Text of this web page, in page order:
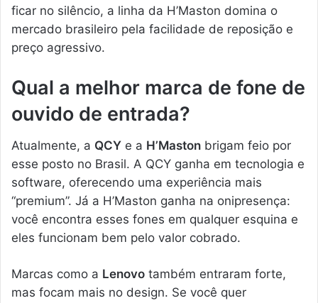
ficar no silêncio, a linha da H’Maston domina o
mercado brasileiro pela facilidade de reposição e
preço agressivo.
Qual a melhor marca de fone de
ouvido de entrada?
Atualmente, a QCY e a H’Maston brigam feio por
esse posto no Brasil. A QCY ganha em tecnologia e
software, oferecendo uma experiência mais
“premium”. Já a H’Maston ganha na onipresença:
você encontra esses fones em qualquer esquina e
eles funcionam bem pelo valor cobrado.
Marcas como a Lenovo também entraram forte,
mas focam mais no design. Se você quer